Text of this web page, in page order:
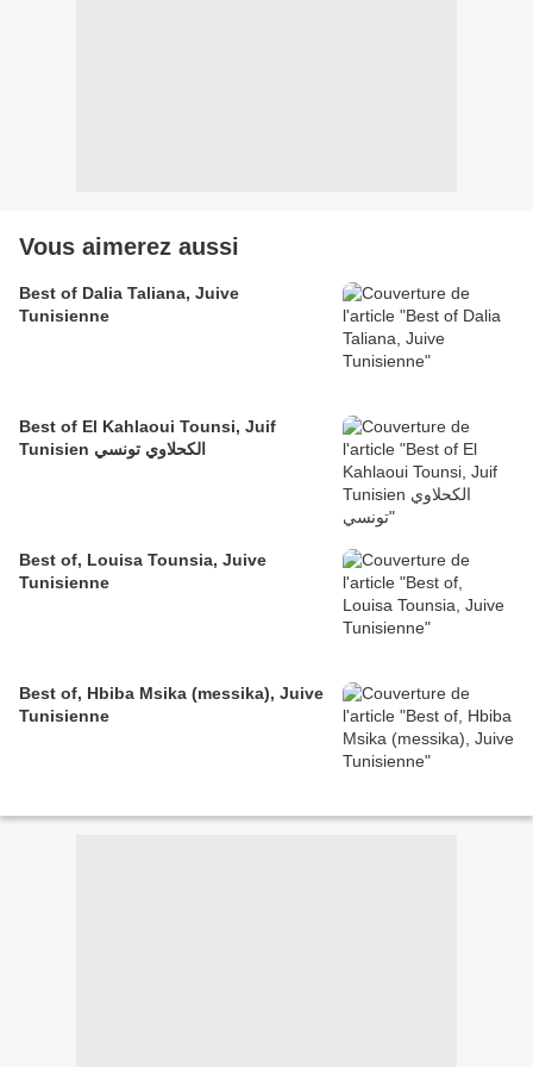
Vous aimerez aussi
Best of Dalia Taliana, Juive
Tunisienne
Best of El Kahlaoui Tounsi, Juif
Tunisien الكحلاوي تونسي
Best of, Louisa Tounsia, Juive
Tunisienne
Best of, Hbiba Msika (messika), Juive
Tunisienne